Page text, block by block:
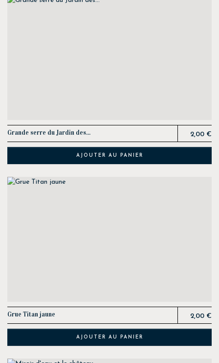
AJOUTER AU PANIER
Grande serre du Jardin des... Prix
2,00 €
AJOUTER AU PANIER
Grue Titan jaune Prix
2,00 €